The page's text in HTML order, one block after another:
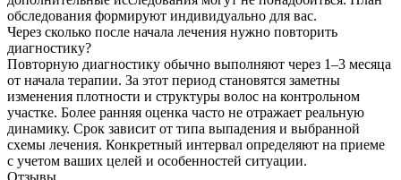
обследования формируют индивидуально для вас.
Через сколько после начала лечения нужно повторить
диагностику?
Повторную диагностику обычно выполняют через 1–3 месяца
от начала терапии. За этот период становятся заметны
изменения плотности и структуры волос на контрольном
участке. Более ранняя оценка часто не отражает реальную
динамику. Срок зависит от типа выпадения и выбранной
схемы лечения. Конкретный интервал определяют на приеме
с учетом ваших целей и особенностей ситуации.
Отзывы